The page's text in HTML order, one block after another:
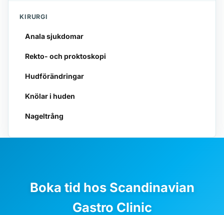
KIRURGI
Anala sjukdomar
Rekto- och proktoskopi
Hudförändringar
Knölar i huden
Nageltrång
Boka tid hos Scandinavian
Gastro Clinic